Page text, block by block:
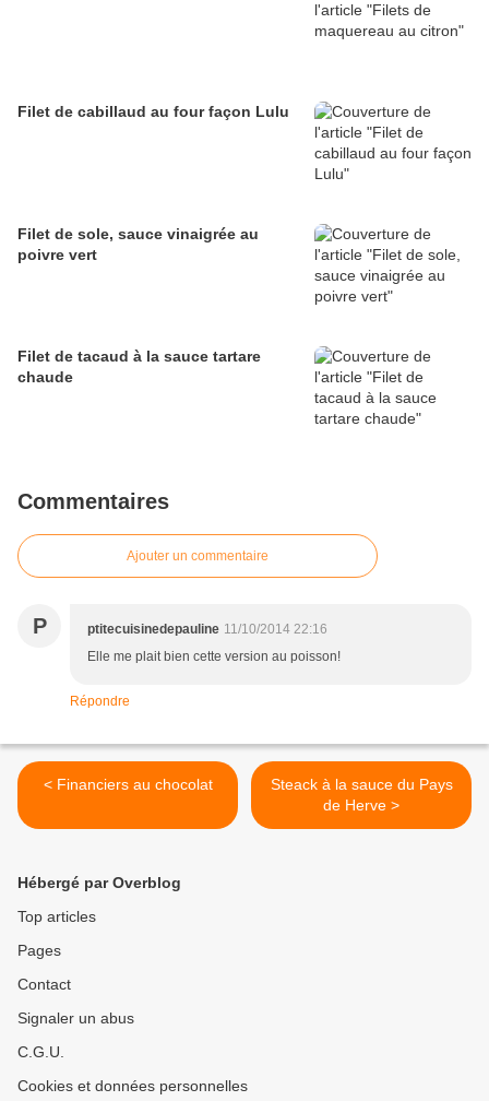
Filet de cabillaud au four façon Lulu
Filet de sole, sauce vinaigrée au
poivre vert
Filet de tacaud à la sauce tartare
chaude
Commentaires
Ajouter un commentaire
P ptitecuisinedepauline 11/10/2014 22:16
Elle me plait bien cette version au poisson!
Répondre
< Financiers au chocolat
Steack à la sauce du Pays
de Herve >
Hébergé par Overblog
Top articles
Pages
Contact
Signaler un abus
C.G.U.
Cookies et données personnelles